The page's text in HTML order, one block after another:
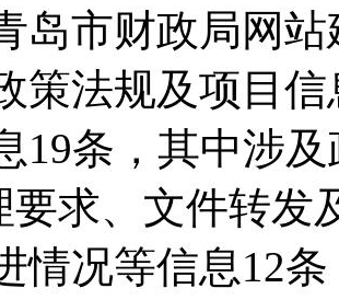
岛市财政局网
策法规及项目
19条，其中涉
要求、文件转发
情况等信息12